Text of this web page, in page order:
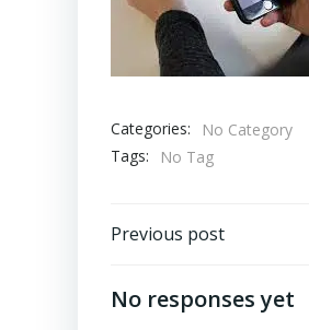
Categories:
No Category
Tags:
No Tag
Post
navigation
Previous post
No responses yet